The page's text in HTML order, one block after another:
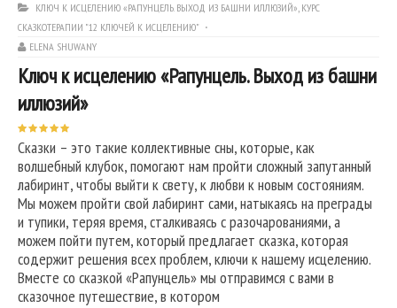
КЛЮЧ К ИСЦЕЛЕНИЮ «РАПУНЦЕЛЬ. ВЫХОД ИЗ БАШНИ ИЛЛЮЗИЙ», КУРС
СКАЗКОТЕРАПИИ "12 КЛЮЧЕЙ К ИСЦЕЛЕНИЮ"
ELENA SHUWANY
Ключ к исцелению «Рапунцель. Выход из башни
иллюзий»
Сказки – это такие коллективные сны, которые, как
волшебный клубок, помогают нам пройти сложный запутанный
лабиринт, чтобы выйти к свету, к любви к новым состояниям.
Мы можем пройти свой лабиринт сами, натыкаясь на преграды
и тупики, теряя время, сталкиваясь с разочарованиями, а
можем пойти путем, который предлагает сказка, которая
содержит решения всех проблем, ключи к нашему исцелению.
Вместе со сказкой «Рапунцель» мы отправимся с вами в
сказочное путешествие, в котором